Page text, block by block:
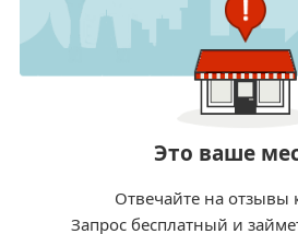
Это ваше
Отвечайте на отзывы
Запрос бесплатный и